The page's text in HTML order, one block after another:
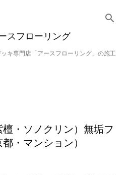
イン コンテンツに移動
スフローリング
キ専門店「アースフローリング」の施工
・ソノクリン）無垢フ
・マンション）